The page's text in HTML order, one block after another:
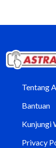
Tentang
Bantuan
Kunjungi
Privacy